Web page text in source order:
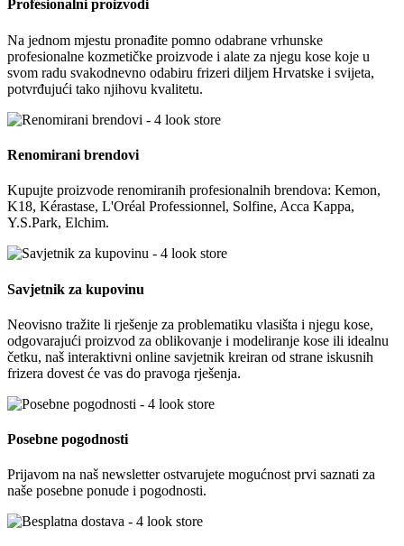
Profesionalni proizvodi
Na jednom mjestu pronađite pomno odabrane vrhunske
profesionalne kozmetičke proizvode i alate za njegu kose koje u
svom radu svakodnevno odabiru frizeri diljem Hrvatske i svijeta,
potvrđujući tako njihovu kvalitetu.
Renomirani brendovi
Kupujte proizvode renomiranih profesionalnih brendova: Kemon,
K18, Kérastase, L'Oréal Professionnel, Solfine, Acca Kappa,
Y.S.Park, Elchim.
Savjetnik za kupovinu
Neovisno tražite li rješenje za problematiku vlasišta i njegu kose,
odgovarajući proizvod za oblikovanje i modeliranje kose ili idealnu
četku, naš interaktivni online savjetnik kreiran od strane iskusnih
frizera dovest će vas do pravoga rješenja.
Posebne pogodnosti
Prijavom na naš newsletter ostvarujete mogućnost prvi saznati za
naše posebne ponude i pogodnosti.